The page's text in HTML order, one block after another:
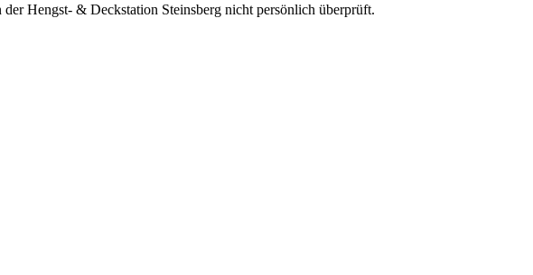
Hengst- & Deckstation Steinsberg nicht persönlich überprüft.